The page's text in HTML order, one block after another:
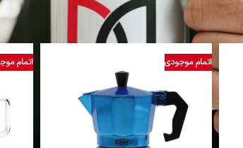
اتمام موجودی اتمام